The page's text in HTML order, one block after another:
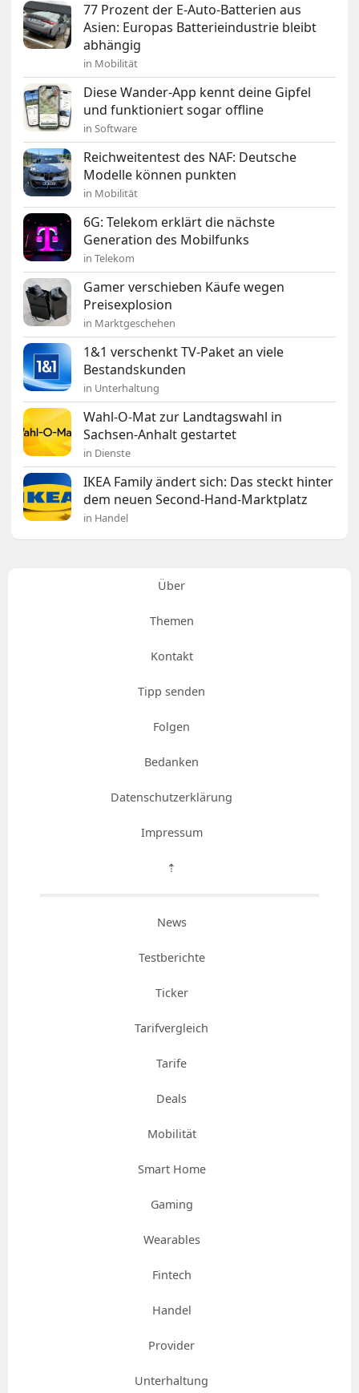
77 Prozent der E-Auto-Batterien aus
Asien: Europas Batterieindustrie bleibt
abhängig
in Mobilität
Diese Wander-App kennt deine Gipfel
und funktioniert sogar offline
in Software
Reichweitentest des NAF: Deutsche
Modelle können punkten
in Mobilität
6G: Telekom erklärt die nächste
Generation des Mobilfunks
in Telekom
Gamer verschieben Käufe wegen
Preisexplosion
in Marktgeschehen
1&1 verschenkt TV-Paket an viele
Bestandskunden
in Unterhaltung
Wahl-O-Mat zur Landtagswahl in
Sachsen-Anhalt gestartet
in Dienste
IKEA Family ändert sich: Das steckt hinter
dem neuen Second-Hand-Marktplatz
in Handel
Über
Themen
Kontakt
Tipp senden
Folgen
Bedanken
Datenschutzerklärung
Impressum
⇡
News
Testberichte
Ticker
Tarifvergleich
Tarife
Deals
Mobilität
Smart Home
Gaming
Wearables
Fintech
Handel
Provider
Unterhaltung